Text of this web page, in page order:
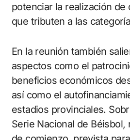
potenciar la realización de
que tributen a las
En la reunión también
aspectos como el
beneficios económicos
así como el
estadios provinciales.
Serie Nacional de Béisbol,